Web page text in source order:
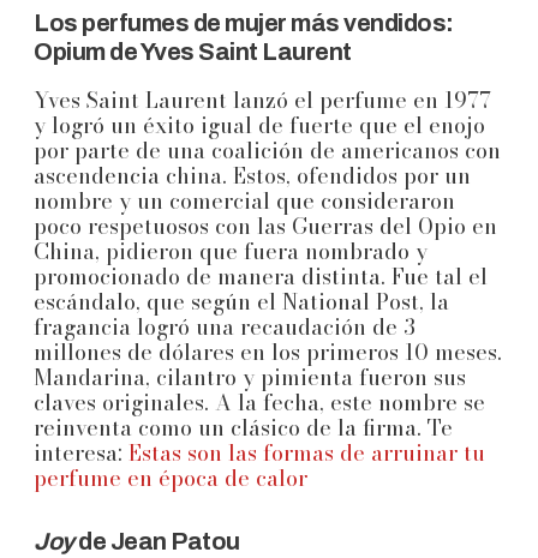
Los perfumes de mujer más vendidos:
Opium de Yves Saint Laurent
Yves Saint Laurent lanzó el perfume en 1977
y logró un éxito igual de fuerte que el enojo
por parte de una coalición de americanos con
ascendencia china. Estos, ofendidos por un
nombre y un comercial que consideraron
poco respetuosos con las Guerras del Opio en
China, pidieron que fuera nombrado y
promocionado de manera distinta. Fue tal el
escándalo, que según el National Post, la
fragancia logró una recaudación de 3
millones de dólares en los primeros 10 meses.
Mandarina, cilantro y pimienta fueron sus
claves originales. A la fecha, este nombre se
reinventa como un clásico de la firma. Te
interesa: Estas son las formas de arruinar tu
perfume en época de calor
Joyde Jean Patou